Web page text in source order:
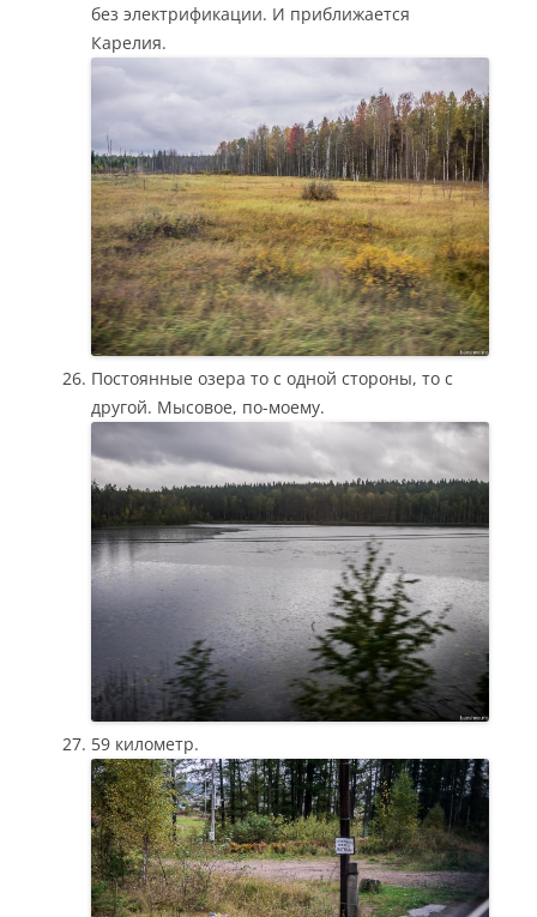
без электрификации. И приближается
Карелия.
Постоянные озера то с одной стороны, то с
другой. Мысовое, по-моему.
59 километр.